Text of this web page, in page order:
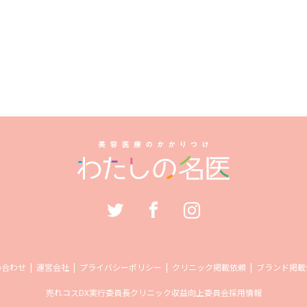
わせ 運営会社 プライバシーポリシー クリニック掲載依頼 ブランド掲
売れコスDX実行委員長クリニック収益向上委員会採用情報